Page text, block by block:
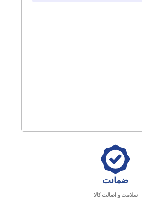
ضمانت
سلامت و اصالت کالا